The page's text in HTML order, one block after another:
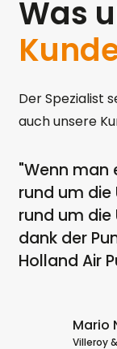
Was
Der Spezialist
auch unsere
"Wenn man
rund um die
rund um die
dank der
Holland Air
Mario
Villeroy